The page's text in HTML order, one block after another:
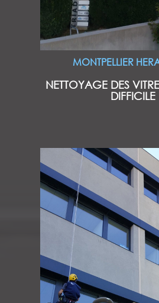
MONTPELLIER
NETTOYAGE DES
DIFFICILE